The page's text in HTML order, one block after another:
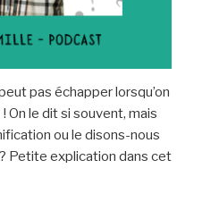
pas échapper lorsqu’on
On le dit si souvent, mais
ou le disons-nous
Petite explication dans cet